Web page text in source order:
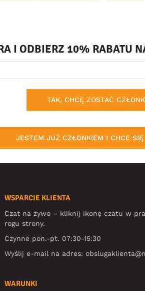
I ODBIERZ 10% RABATU
TAK, CHCĘ ZOSTAĆ
JESTEM JUŻ CZŁONKIEM I CHCE SIĘ
WSPARCIE KLIENTA
Czat na żywo – kliknij ikonę czatu w
rogu strony.
Czynne pon.-pt. 07:30-15:30
Wyślij e-mail na adres:
WARUNKI